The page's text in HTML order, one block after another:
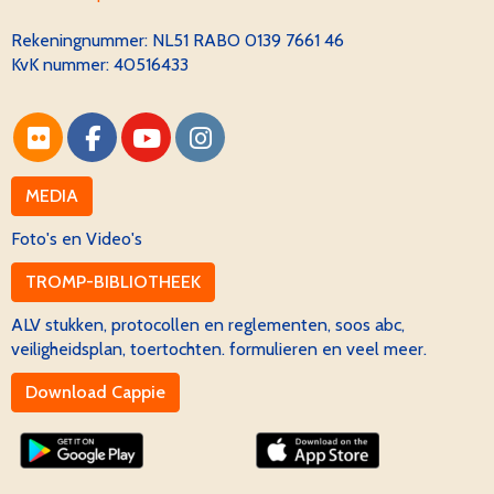
Rekeningnummer: NL51 RABO 0139 7661 46
KvK nummer: 40516433
MEDIA
Foto's en Video's
TROMP-BIBLIOTHEEK
ALV stukken, protocollen en reglementen, soos abc,
veiligheidsplan, toertochten. formulieren en veel meer.
Download Cappie